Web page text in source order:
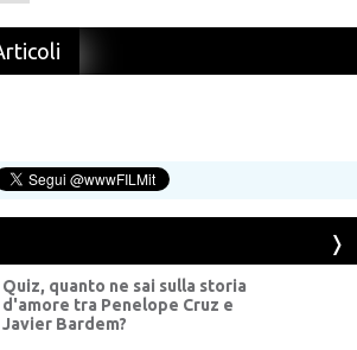
Quiz, quanto ne sai sulla storia
d'amore tra Penelope Cruz e
Javier Bardem?